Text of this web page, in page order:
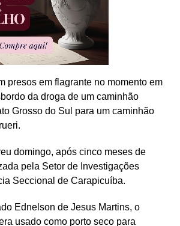
presos em flagrante no momento em
da droga de um caminhão
Grosso do Sul para um caminhão
domingo, após cinco meses de
pela Setor de Investigações
Seccional de Carapicuíba.
Ednelson de Jesus Martins, o
usado como porto seco para